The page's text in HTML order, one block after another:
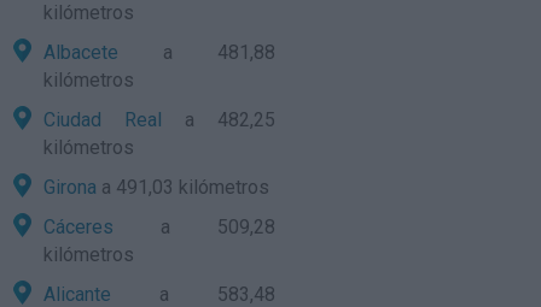
kilómetros
Albacete a 481,88
kilómetros
Ciudad Real a 482,25
kilómetros
Girona a 491,03 kilómetros
Cáceres a 509,28
kilómetros
Alicante a 583,48